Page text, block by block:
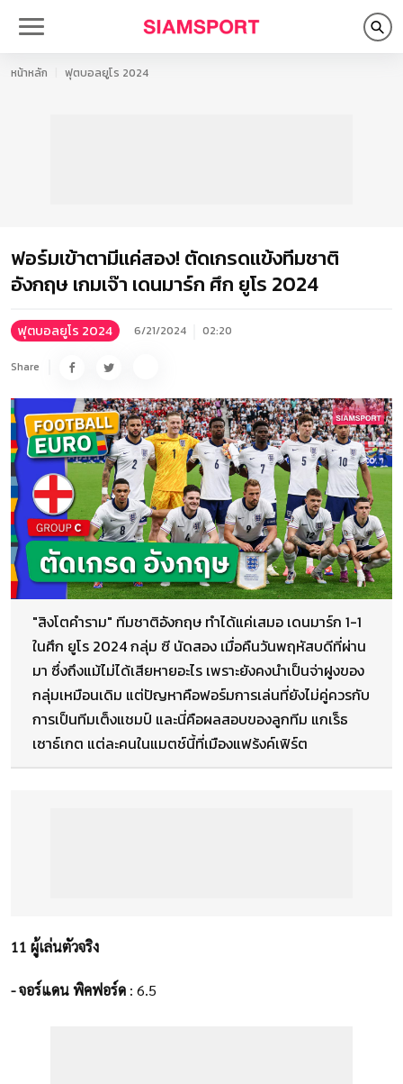
หน้าหลัก ฟุตบอลยูโร 2024
ฟอร์มเข้าตามีแค่สอง! ตัดเกรดแข้งทีมชาติ
อังกฤษ เกมเจ๊า เดนมาร์ก ศึก ยูโร 2024
ฟุตบอลยูโร 2024 6/21/2024 02:20
Share
"สิงโตคำราม" ทีมชาติอังกฤษ ทำได้แค่เสมอ เดนมาร์ก 1-1
ในศึก ยูโร 2024 กลุ่ม ซี นัดสอง เมื่อคืนวันพฤหัสบดีที่ผ่าน
มา ซึ่งถึงแม้ไม่ได้เสียหายอะไร เพราะยังคงนำเป็นจ่าฝูงของ
กลุ่มเหมือนเดิม แต่ปัญหาคือฟอร์มการเล่นที่ยังไม่คู่ควรกับ
การเป็นทีมเต็งแชมป์ และนี่คือผลสอบของลูกทีม แกเร็ธ
เซาธ์เกต แต่ละคนในแมตช์นี้ที่เมืองแฟร้งค์เฟิร์ต
11 ผู้เล่นตัวจริง
- จอร์แดน พิคฟอร์ด : 6.5